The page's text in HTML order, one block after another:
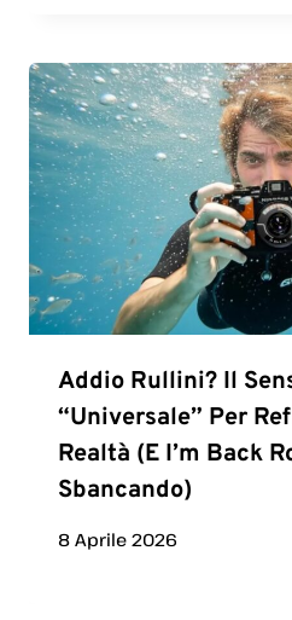
Addio Rullini? Il
“universale” Per
Realtà (e I’m Back
Sbancando)
8 Aprile 2026